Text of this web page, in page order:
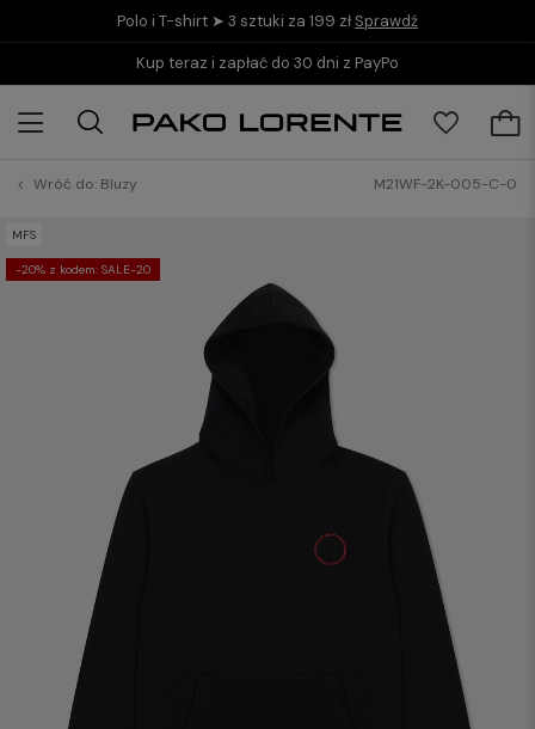
Polo i T-shirt ➤ 3 sztuki za 199 zł Sprawdź
Kup teraz i zapłać do 30 dni z PayPo
Wróć do: Bluzy M21WF-2K-005-C-0
MFS
-20% z kodem: SALE-20